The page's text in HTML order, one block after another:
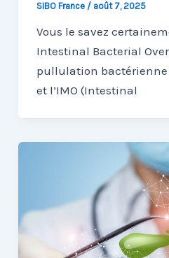
SIBO France / août 7, 2025
Vous le savez
Intestinal Bacterial
pullulation bactérienne
et l’IMO (Intestinal